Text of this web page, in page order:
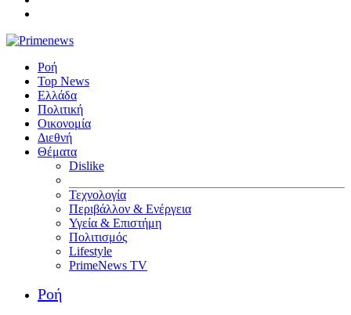
Ροή
Top News
Ελλάδα
Πολιτική
Οικονομία
Διεθνή
Θέματα
Dislike
Τεχνολογία
Περιβάλλον & Ενέργεια
Υγεία & Επιστήμη
Πολιτισμός
Lifestyle
PrimeNews TV
Ροή